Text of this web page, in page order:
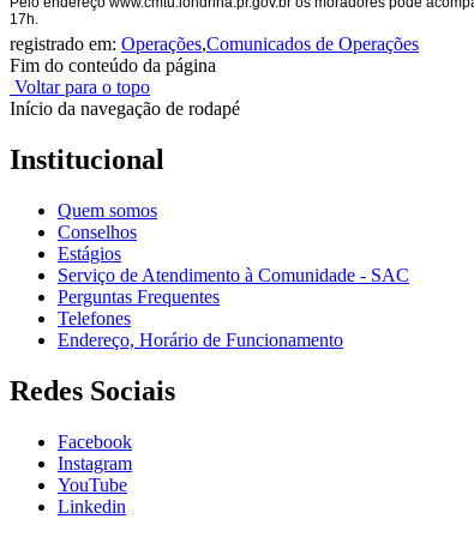
17h.
registrado em: Operações,Comunicados de Operações
Fim do conteúdo da página
Voltar para o topo
Início da navegação de rodapé
Institucional
Quem somos
Conselhos
Estágios
Serviço de Atendimento à Comunidade - SAC
Perguntas Frequentes
Telefones
Endereço, Horário de Funcionamento
Redes Sociais
Facebook
Instagram
YouTube
Linkedin